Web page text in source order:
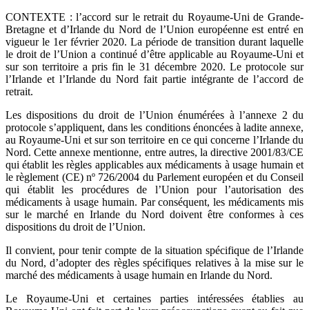
CONTEXTE : l’accord sur le retrait du Royaume-Uni de Grande-
Bretagne et d’Irlande du Nord de l’Union européenne est entré en
vigueur le 1er février 2020. La période de transition durant laquelle
le droit de l’Union a continué d’être applicable au Royaume-Uni et
sur son territoire a pris fin le 31 décembre 2020. Le protocole sur
l’Irlande et l’Irlande du Nord fait partie intégrante de l’accord de
retrait.
Les dispositions du droit de l’Union énumérées à l’annexe 2 du
protocole s’appliquent, dans les conditions énoncées à ladite annexe,
au Royaume-Uni et sur son territoire en ce qui concerne l’Irlande du
Nord. Cette annexe mentionne, entre autres, la directive 2001/83/CE
qui établit les règles applicables aux médicaments à usage humain et
le règlement (CE) nº 726/2004 du Parlement européen et du Conseil
qui établit les procédures de l’Union pour l’autorisation des
médicaments à usage humain. Par conséquent, les médicaments mis
sur le marché en Irlande du Nord doivent être conformes à ces
dispositions du droit de l’Union.
Il convient, pour tenir compte de la situation spécifique de l’Irlande
du Nord, d’adopter des règles spécifiques relatives à la mise sur le
marché des médicaments à usage humain en Irlande du Nord.
Le Royaume-Uni et certaines parties intéressées établies au